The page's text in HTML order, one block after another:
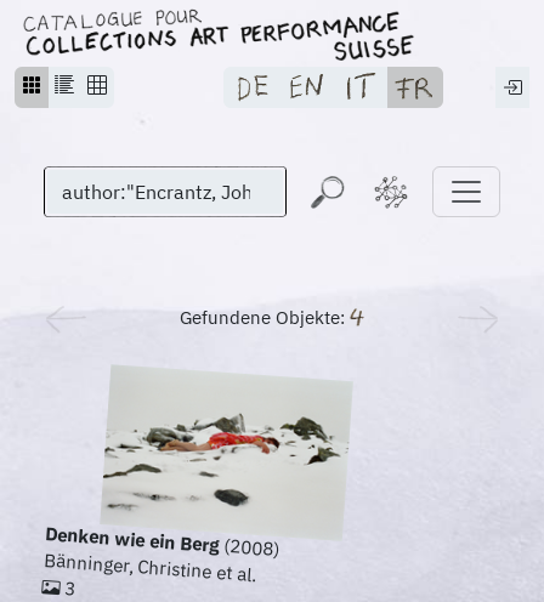
Gefundene Objekte:
Denken wie ein Berg(2008)
Bänninger, Christine et al.
3